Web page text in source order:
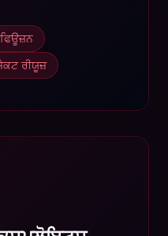
ਰੀਯੂਜ਼